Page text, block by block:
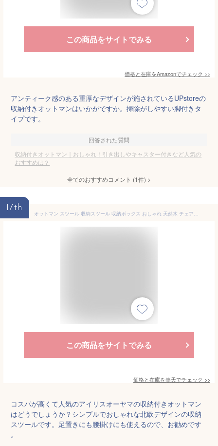
この商品をサイトでみる
価格と在庫をAmazonでチェック >>
アンティーク感のある重厚なデザインが施されているUPstoreの
収納付きオットマンはいかがですか。掃除がしやすい脚付きタ
イプです。
回答された質問
収納付きオットマン｜おしゃれ！引き出しやキャスター付きなど人気の
おすすめは？
全てのおすすめコメント (1件) >
17th
オットマン スツール 収納スツール 収納ボックス おしゃれ 天然木 チェア 足置き 足置き台 フットレスト デスクワーク 椅子 腰掛け 一人掛け ナチュラル シンプル 収納BOX 玄関収納 フットスツール アイリスオーヤマ 収納付き 一人暮らし LEC-O 北欧
この商品をサイトでみる
価格と在庫を楽天でチェック >>
コスパが高くて人気のアイリスオーヤマの収納付きオットマン
はどうでしょうか？シンプルでおしゃれな北欧デザインの収納
スツールです。足置きにも腰掛けにも使えるので、お勧めです
。